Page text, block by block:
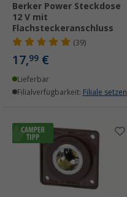
Berker Power Steckdose
12 V mit
Flachsteckeranschluss
(39)
17,99 €
Lieferbar
Filialverfügbarkeit: Filiale setzen